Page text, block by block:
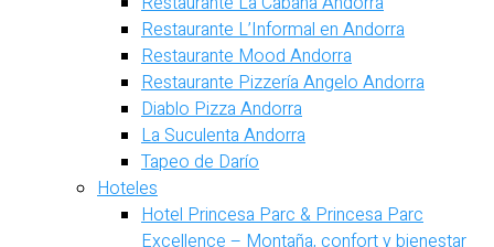
Restaurante L’Informal en Andorra
Restaurante Mood Andorra
Restaurante Pizzería Angelo Andorra
Diablo Pizza Andorra
La Suculenta Andorra
Tapeo de Darío
Hoteles
Hotel Princesa Parc & Princesa Parc
Excellence – Montaña, confort y bienestar